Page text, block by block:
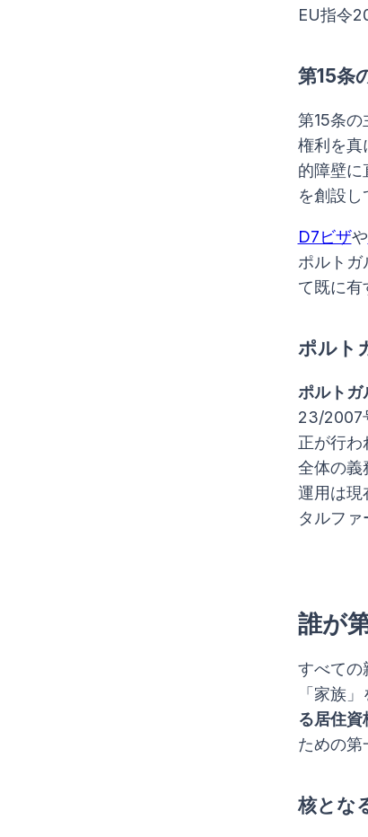
EU指令
第15条
第15条
権利を真
的障壁に
を創設し
D7ビザや
ポルトガ
て既に有
ポルト
ポルトガ
23/2007
正が行
全体の義
運用は現
タルファ
誰が
すべての
「家族
る居住
ための第
核とな